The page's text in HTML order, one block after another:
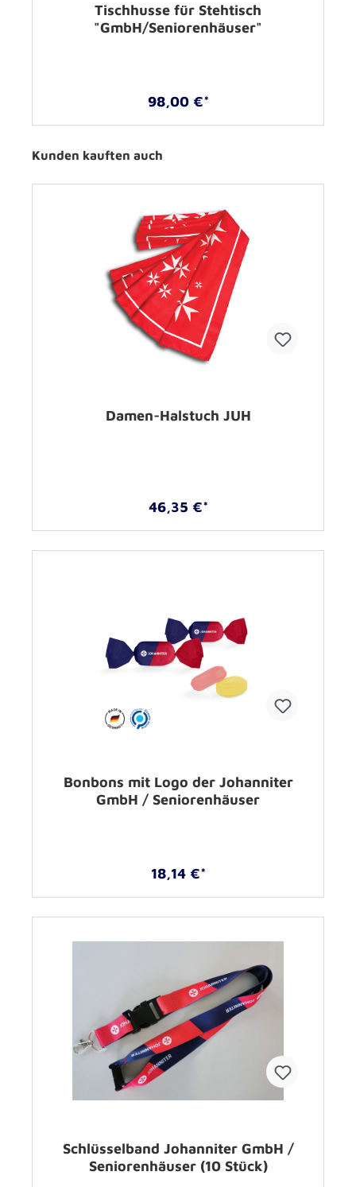
Tischhusse für Stehtisch
"GmbH/Seniorenhäuser"
98,00 €*
Kunden kauften auch
Damen-Halstuch JUH
46,35 €*
Bonbons mit Logo der Johanniter
GmbH / Seniorenhäuser
18,14 €*
Schlüsselband Johanniter GmbH /
Seniorenhäuser (10 Stück)